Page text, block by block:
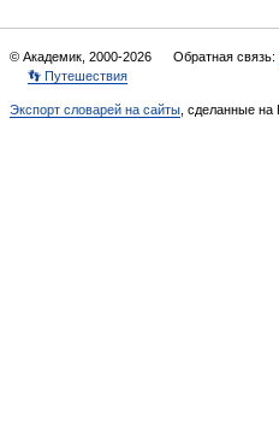
© Академик, 2000-2026 Обратная связь:
👣 Путешествия
Экспорт словарей на сайты , сделанные на